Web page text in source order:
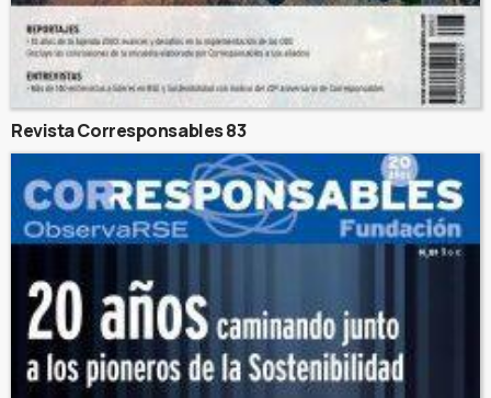
Revista Corresponsables 83